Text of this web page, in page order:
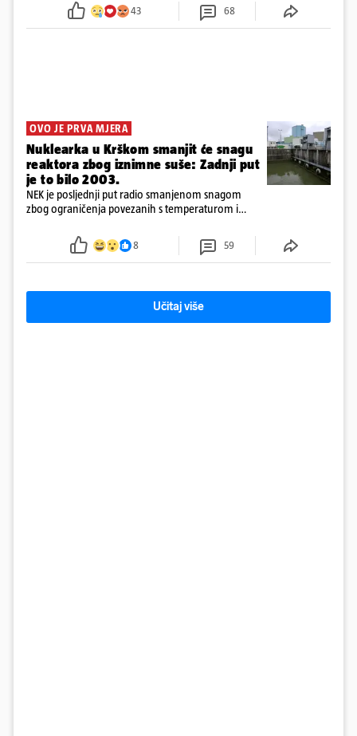
43 68
OVO JE PRVA MJERA
Nuklearka u Krškom smanjit će snagu
reaktora zbog iznimne suše: Zadnji put
je to bilo 2003.
NEK je posljednji put radio smanjenom snagom
zbog ograničenja povezanih s temperaturom i
smanjenje snage bilo potrebno više od 90 dana.
8 59
Učitaj više